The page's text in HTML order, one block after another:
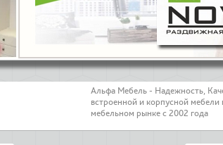
Альфа Мебель - Надежность,
встроенной и корпусной
мебельном рынке с 2002 года